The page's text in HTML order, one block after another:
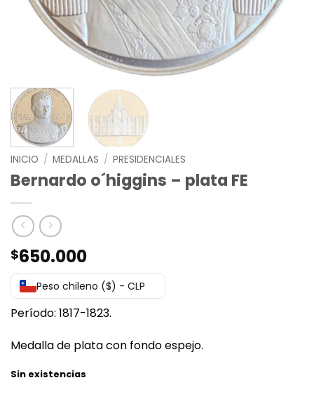
INICIO / MEDALLAS / PRESIDENCIALES
Bernardo o´higgins – plata FE
$650.000
Peso chileno ($) - CLP
Período: 1817-1823.
Medalla de plata con fondo espejo.
Sin existencias